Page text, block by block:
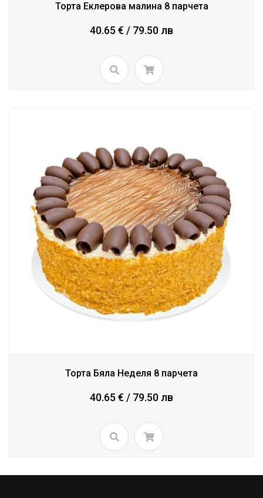
Торта Еклерова малина 8 парчета
40.65 € / 79.50 лв
Торта Бяла Неделя 8 парчета
40.65 € / 79.50 лв